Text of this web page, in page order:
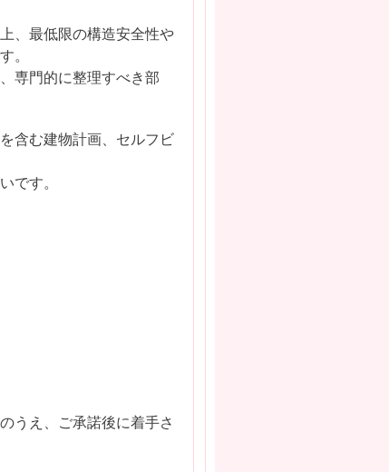
、最低限の構造安全性や
。
専門的に整理すべき部
含む建物計画、セルフビ
です。
うえ、ご承諾後に着手さ